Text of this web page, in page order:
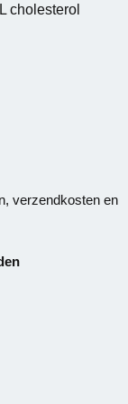
cholesterol
verzendkosten en